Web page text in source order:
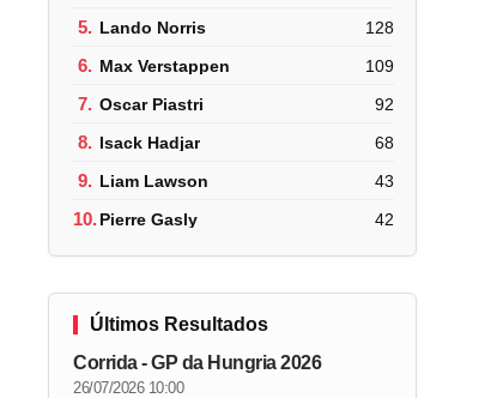
5. Lando Norris 128
6. Max Verstappen 109
7. Oscar Piastri 92
8. Isack Hadjar 68
9. Liam Lawson 43
10.Pierre Gasly 42
Últimos Resultados
Corrida - GP da Hungria 2026
26/07/2026 10:00